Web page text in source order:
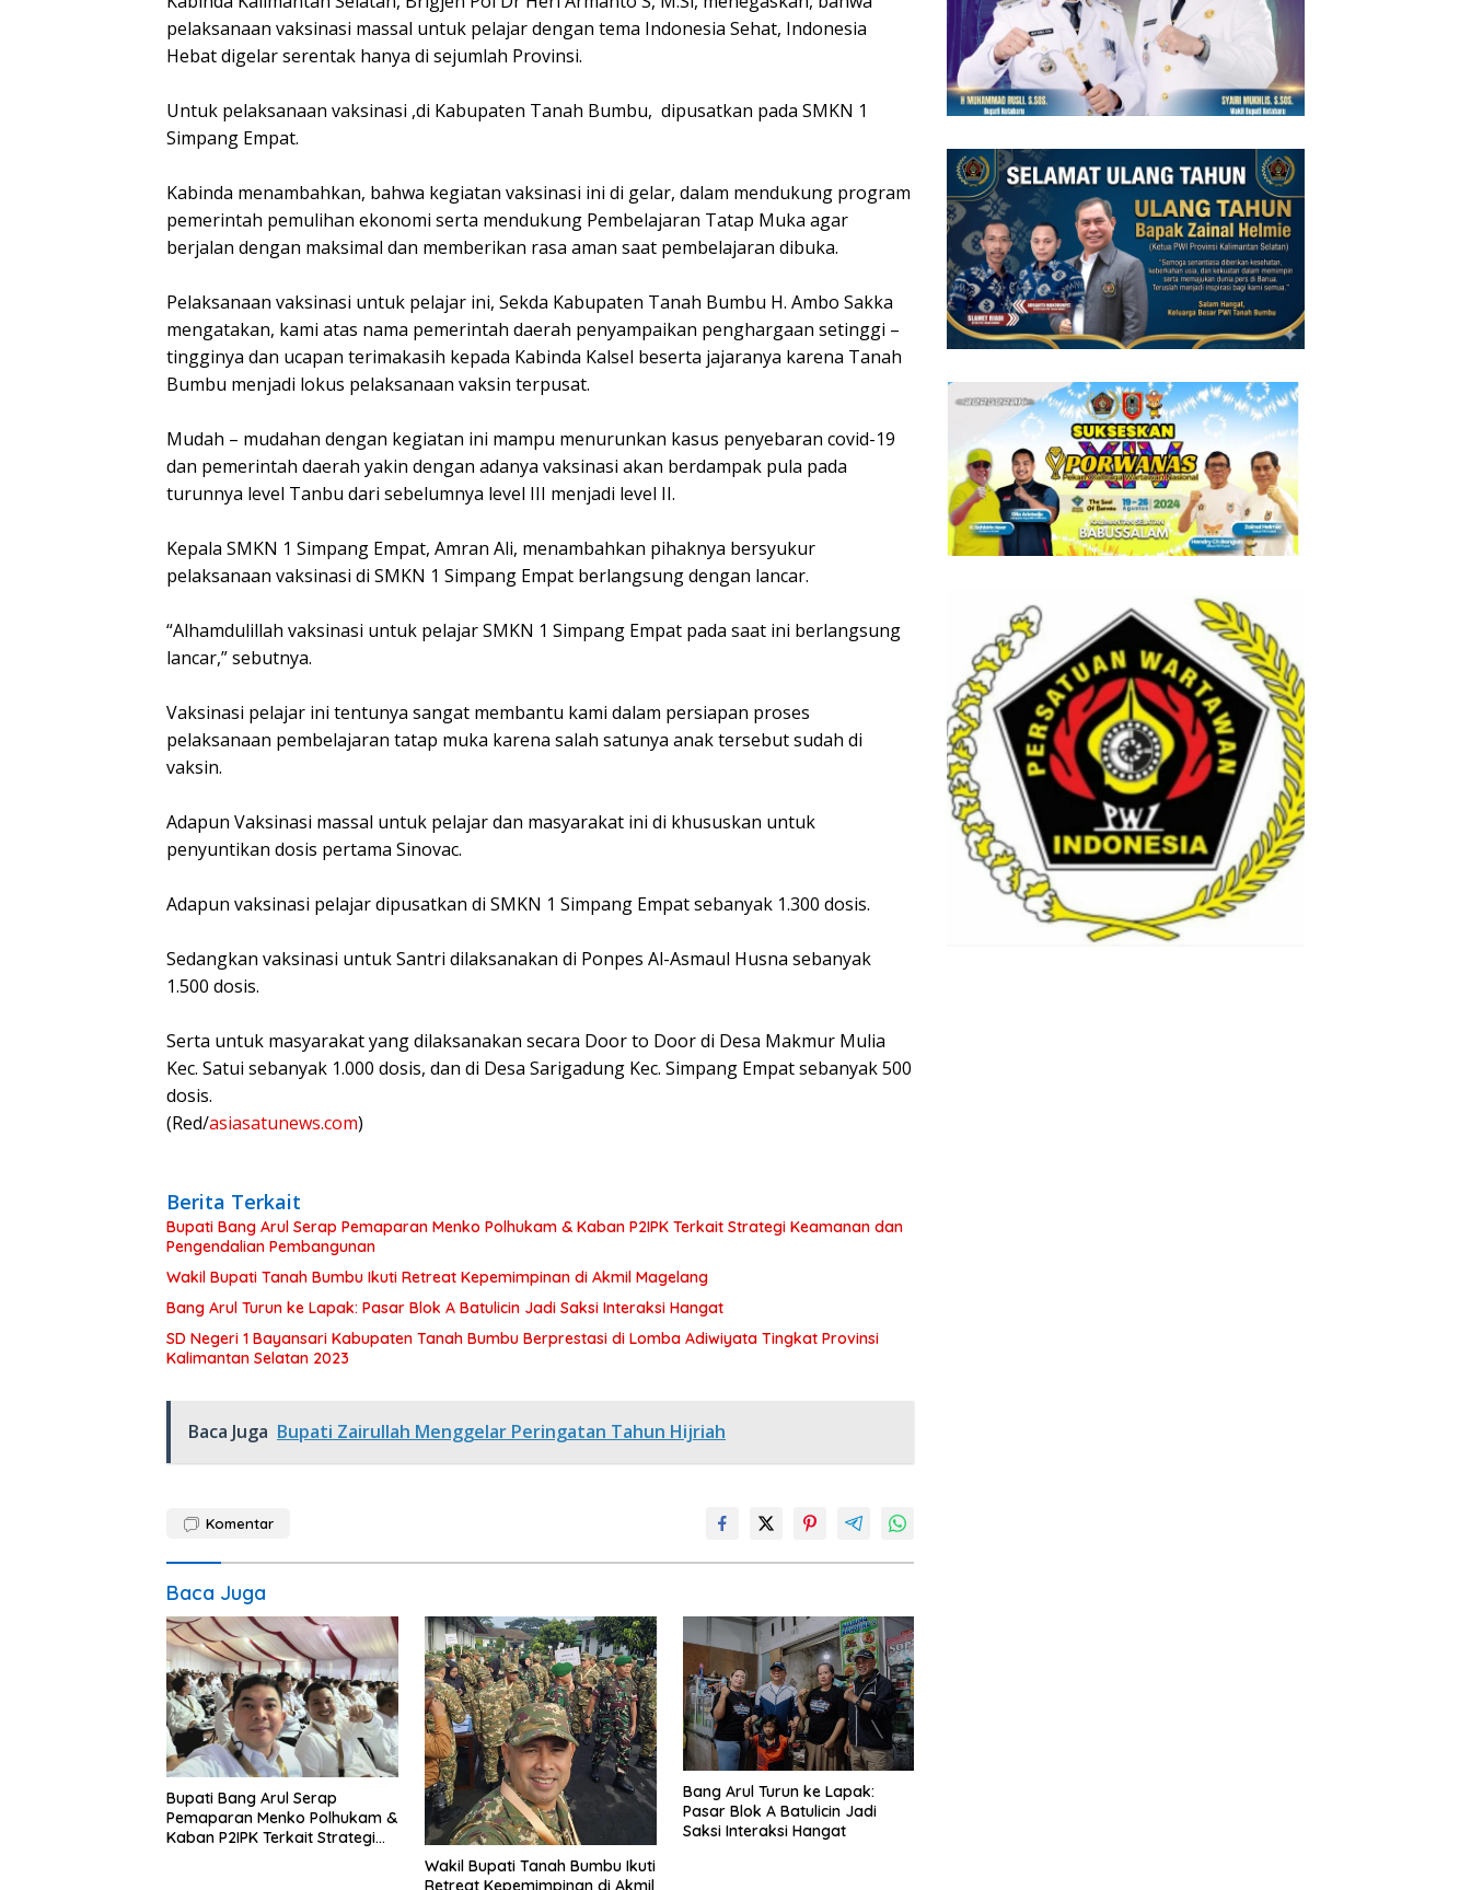
pelaksanaan vaksinasi massal untuk pelajar dengan tema Indonesia Sehat, Indonesia
Hebat digelar serentak hanya di sejumlah Provinsi.
Untuk pelaksanaan vaksinasi ,di Kabupaten Tanah Bumbu, dipusatkan pada SMKN 1
Simpang Empat.
Kabinda menambahkan, bahwa kegiatan vaksinasi ini di gelar, dalam mendukung program
pemerintah pemulihan ekonomi serta mendukung Pembelajaran Tatap Muka agar
berjalan dengan maksimal dan memberikan rasa aman saat pembelajaran dibuka.
Pelaksanaan vaksinasi untuk pelajar ini, Sekda Kabupaten Tanah Bumbu H. Ambo Sakka
mengatakan, kami atas nama pemerintah daerah penyampaikan penghargaan setinggi –
tingginya dan ucapan terimakasih kepada Kabinda Kalsel beserta jajaranya karena Tanah
Bumbu menjadi lokus pelaksanaan vaksin terpusat.
Mudah – mudahan dengan kegiatan ini mampu menurunkan kasus penyebaran covid-19
dan pemerintah daerah yakin dengan adanya vaksinasi akan berdampak pula pada
turunnya level Tanbu dari sebelumnya level III menjadi level II.
Kepala SMKN 1 Simpang Empat, Amran Ali, menambahkan pihaknya bersyukur
pelaksanaan vaksinasi di SMKN 1 Simpang Empat berlangsung dengan lancar.
“Alhamdulillah vaksinasi untuk pelajar SMKN 1 Simpang Empat pada saat ini berlangsung
lancar,” sebutnya.
Vaksinasi pelajar ini tentunya sangat membantu kami dalam persiapan proses
pelaksanaan pembelajaran tatap muka karena salah satunya anak tersebut sudah di
vaksin.
Adapun Vaksinasi massal untuk pelajar dan masyarakat ini di khususkan untuk
penyuntikan dosis pertama Sinovac.
Adapun vaksinasi pelajar dipusatkan di SMKN 1 Simpang Empat sebanyak 1.300 dosis.
Sedangkan vaksinasi untuk Santri dilaksanakan di Ponpes Al-Asmaul Husna sebanyak
1.500 dosis.
Serta untuk masyarakat yang dilaksanakan secara Door to Door di Desa Makmur Mulia
Kec. Satui sebanyak 1.000 dosis, dan di Desa Sarigadung Kec. Simpang Empat sebanyak 500
dosis.
(Red/asiasatunews.com)
Berita Terkait
Bupati Bang Arul Serap Pemaparan Menko Polhukam & Kaban P2IPK Terkait Strategi Keamanan dan
Pengendalian Pembangunan
Wakil Bupati Tanah Bumbu Ikuti Retreat Kepemimpinan di Akmil Magelang
Bang Arul Turun ke Lapak: Pasar Blok A Batulicin Jadi Saksi Interaksi Hangat
SD Negeri 1 Bayansari Kabupaten Tanah Bumbu Berprestasi di Lomba Adiwiyata Tingkat Provinsi
Kalimantan Selatan 2023
Baca Juga Bupati Zairullah Menggelar Peringatan Tahun Hijriah
Komentar
Baca Juga
Bupati Bang Arul Serap
Pemaparan Menko Polhukam &
Kaban P2IPK Terkait Strategi
Wakil Bupati Tanah Bumbu Ikuti
Retreat Kepemimpinan di Akmil
Bang Arul Turun ke Lapak:
Pasar Blok A Batulicin Jadi
Saksi Interaksi Hangat